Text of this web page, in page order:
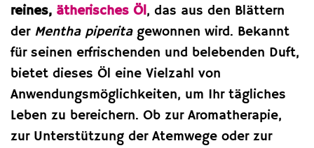
reines, ätherisches Öl, das aus den Blättern
der Mentha piperitagewonnen wird. Bekannt
für seinen erfrischenden und belebenden Duft,
bietet dieses Öl eine Vielzahl von
Anwendungsmöglichkeiten, um Ihr tägliches
Leben zu bereichern. Ob zur Aromatherapie,
zur Unterstützung der Atemwege oder zur